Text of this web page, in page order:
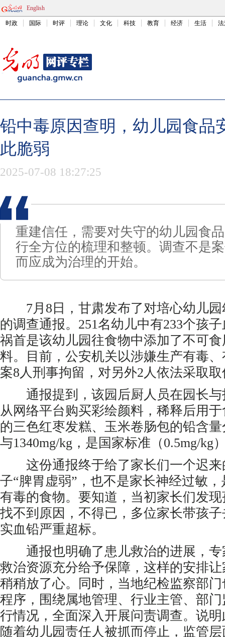
English
时政 国际 时评 理论 文化 科技 教育 经济 生活
铅中毒原因查明，幼儿园食品
此脆弱
2025-07-08 18:27:25
重建信任，需要对失守的幼儿园食
行全方位的梳理和整顿。调查不是
而应成为治理的开始。
7月8日，甘肃发布了对培心幼儿园
的调查通报。251名幼儿中有233个孩
祸首是该幼儿园往食物中添加了不可
料。目前，公安机关以涉嫌生产有毒
案8人刑事拘留，对另外2人依法采取
通报提到，该园后厨人员在园长与
从网络平台购买彩绘颜料，稀释后用
的三色红枣发糕、玉米卷肠包的铅含量
与1340mg/kg，是国家标准（0.5mg/kg
这份通报终于给了家长们一个迟来
子“脾胃虚弱”，也不是家长神经过敏
有毒的食物。要知道，当初家长们发
找不到原因，不得已，多位家长带孩
实血铅严重超标。
通报也明确了患儿救治的进展，专
救治资源充分给予保障，这样的安排
稍稍放了心。同时，当地纪检监察部
程序，围绕属地管理、行业主管、部
行情况，全面深入开展问责调查。说
随着幼儿园责任人被抓而停止，监管